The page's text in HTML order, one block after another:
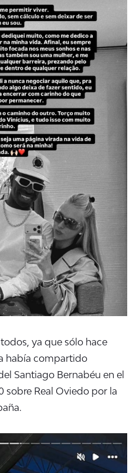
ya que sólo hace
había compartido
Santiago Bernabéu en el
sobre Real Oviedo por la